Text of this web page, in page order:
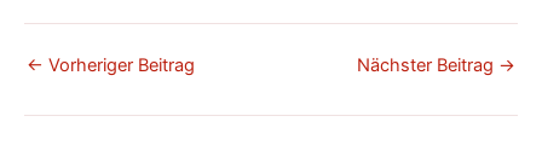
← Vorheriger Beitrag Nächster Beitrag →